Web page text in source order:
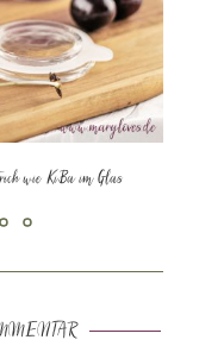
wie KiBa im Glas